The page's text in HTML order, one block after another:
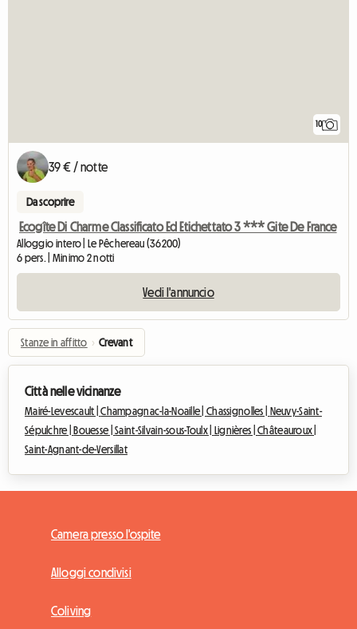
10
39 € / notte
Da scoprire
Ecogîte Di Charme Classificato Ed Etichettato 3 *** Gite De France
Alloggio intero | Le Pêchereau (36200)
6 pers. | Minimo 2 notti
Vedi l'annuncio
Stanze in affitto › Crevant
Città nelle vicinanze
Mairé-Levescault |Champagnac-la-Noaille |Chassignolles |
Neuvy-Saint-
Sépulchre |
Bouesse |Saint-Silvain-sous-Toulx | Lignières |Châteauroux |
Saint-Agnant-de-Versillat
Camera presso l'ospite
Alloggi condivisi
Coliving